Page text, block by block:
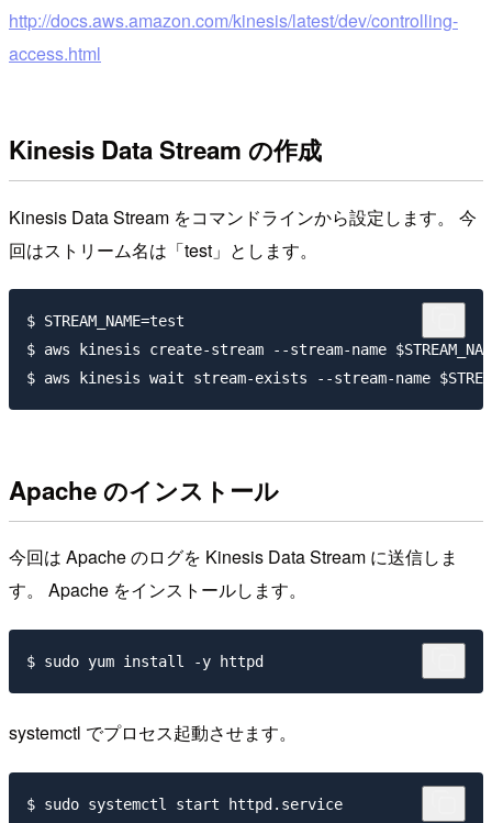
http://docs.aws.amazon.com/kinesis/latest/dev/controlling-
access.html
Kinesis Data Stream の作成
Kinesis Data Stream をコマンドラインから設定します。 今
回はストリーム名は「test」とします。
$ STREAM_NAME=test
$ aws kinesis create-stream --stream-name
Apache のインストール
今回は Apache のログを Kinesis Data Stream に送信しま
す。 Apache をインストールします。
systemctl でプロセス起動させます。
$ sudo systemctl start httpd.service